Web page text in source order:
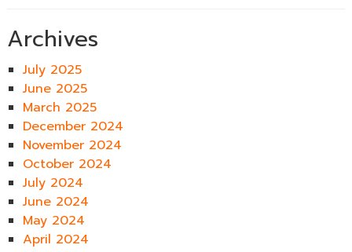
Archives
July 2025
June 2025
March 2025
December 2024
November 2024
October 2024
July 2024
June 2024
May 2024
April 2024